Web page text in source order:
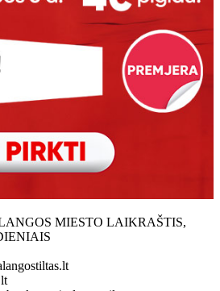
MIESTO LAIKRAŠTIS,